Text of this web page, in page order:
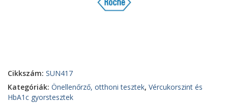
Cikkszám: SUN417
Kategóriák: Önellenőrző, otthoni tesztek, Vércukorszint és
HbA1c gyorstesztek